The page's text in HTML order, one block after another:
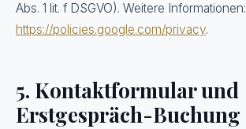
Abs. 1 lit. f DSGVO). Weitere Informationen:
https://policies.google.com/privacy.
5. Kontaktformular und
Erstgespräch-Buchung